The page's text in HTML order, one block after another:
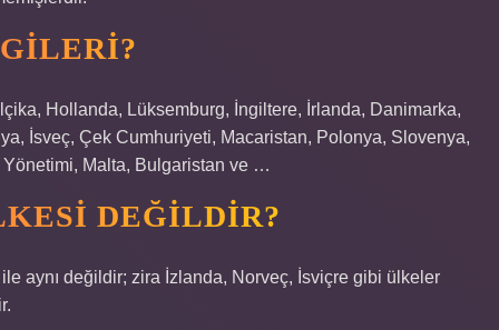
Hollanda, Lüksemburg, İngiltere, İrlanda, Danimarka,
İsveç, Çek Cumhuriyeti, Macaristan, Polonya, Slovenya,
Yönetimi, Malta, Bulgaristan ve …
DEĞILDIR?
ile aynı değildir; zira İzlanda, Norveç, İsviçre gibi ülkeler